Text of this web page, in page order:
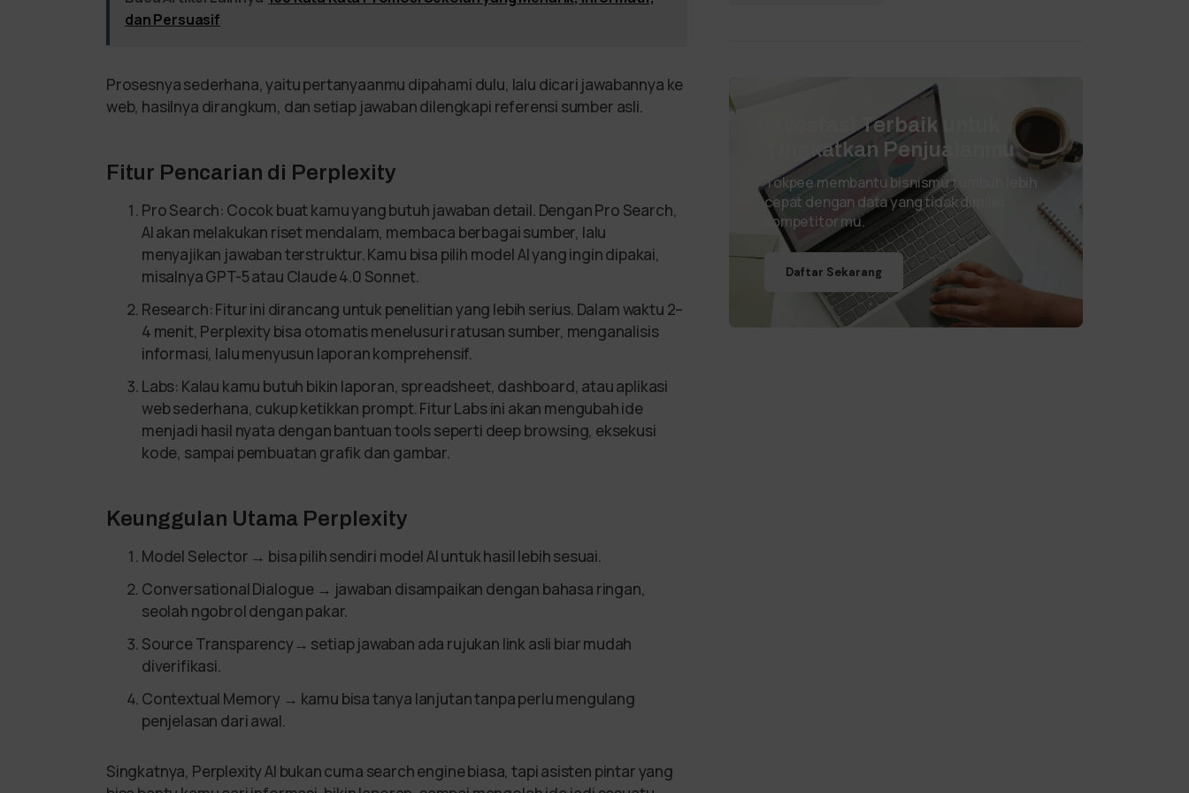
dan Persuasif
Prosesnya sederhana, yaitu pertanyaanmu dipahami dulu, lalu dicari jawabannya ke
web, hasilnya dirangkum, dan setiap jawaban dilengkapi referensi sumber asli.
Fitur Pencarian di Perplexity
Pro Search: Cocok buat kamu yang butuh jawaban detail. Dengan Pro Search,
AI akan melakukan riset mendalam, membaca berbagai sumber, lalu
menyajikan jawaban terstruktur. Kamu bisa pilih model AI yang ingin dipakai,
misalnya GPT-5 atau Claude 4.0 Sonnet.
Research: Fitur ini dirancang untuk penelitian yang lebih serius. Dalam waktu 2–
4 menit, Perplexity bisa otomatis menelusuri ratusan sumber, menganalisis
informasi, lalu menyusun laporan komprehensif.
Labs: Kalau kamu butuh bikin laporan, spreadsheet, dashboard, atau aplikasi
web sederhana, cukup ketikkan prompt. Fitur Labs ini akan mengubah ide
menjadi hasil nyata dengan bantuan tools seperti deep browsing, eksekusi
kode, sampai pembuatan grafik dan gambar.
Keunggulan Utama Perplexity
Model Selector → bisa pilih sendiri model AI untuk hasil lebih sesuai.
Conversational Dialogue → jawaban disampaikan dengan bahasa ringan,
seolah ngobrol dengan pakar.
Source Transparency→ setiap jawaban ada rujukan link asli biar mudah
diverifikasi.
Contextual Memory → kamu bisa tanya lanjutan tanpa perlu mengulang
penjelasan dari awal.
Singkatnya, Perplexity AI bukan cuma search engine biasa, tapi asisten pintar yang
Investasi Terbaik untuk
Tingkatkan Penjualanmu
Tokpee membantu bisnismu tumbuh lebih
cepat dengan data yang tidak dimiliki
kompetitor mu.
Daftar Sekarang